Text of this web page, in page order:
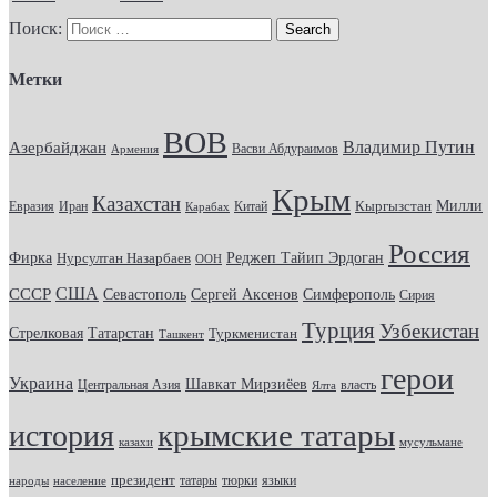
Поиск:
Метки
Азербайджан Армения ВОВ Васви Абдураимов Владимир Путин
Евразия Иран Казахстан Карабах Китай Крым Кыргызстан Милли
Фирка Нурсултан Назарбаев ООН Реджеп Тайип Эрдоган Россия
СССР США Севастополь Сергей Аксенов Симферополь Сирия
Стрелковая Татарстан Ташкент Туркменистан Турция Узбекистан
Украина Центральная Азия Шавкат Мирзиёев Ялта власть герои
история казахи крымские татары мусульмане
народы население президент татары тюрки языки